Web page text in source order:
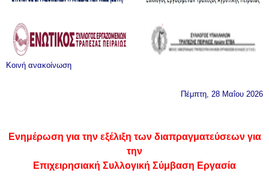
Κοινή ανακοίνωση
Πέμπτη, 28 Μαΐου 2026
Ενημέρωση για την εξέλιξη των διαπραγματεύσεων για
την
Επιχειρησιακή Συλλογική Σύμβαση Εργασία